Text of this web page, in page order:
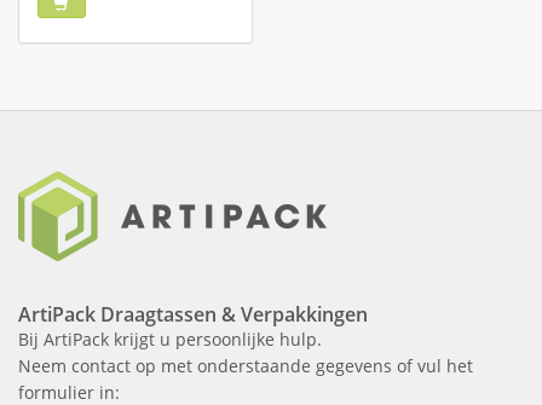
ArtiPack Draagtassen & Verpakkingen
Bij ArtiPack krijgt u persoonlijke hulp.
Neem contact op met onderstaande gegevens of vul het
formulier in: